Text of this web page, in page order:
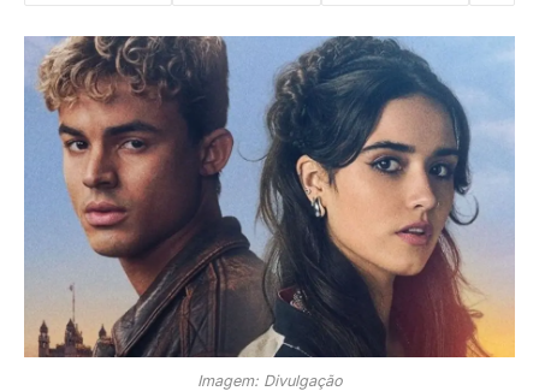
Imagem: Divulgação